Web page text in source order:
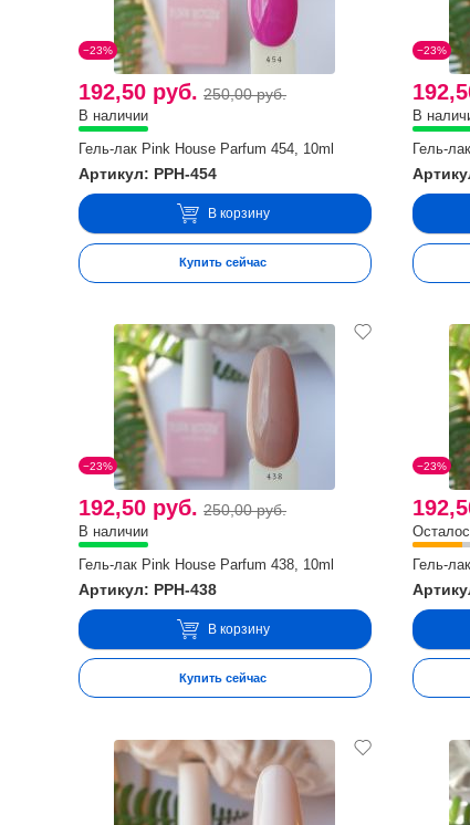
−23%
192,50 руб. 250,00 руб.
В наличии
Гель-лак Pink House Parfum 454, 10ml
Артикул: PPH-454
В корзину
Купить сейчас
−23%
В
Гель-
−23%
192,50 руб. 250,00 руб.
В наличии
Гель-лак Pink House Parfum 438, 10ml
Артикул: PPH-438
В корзину
Купить сейчас
−23%
Гель-